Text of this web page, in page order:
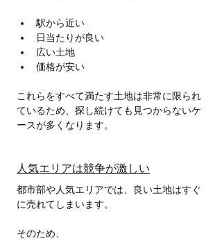
駅から近い
日当たりが良い
広い土地
価格が安い
これらをすべて満たす土地は非常に限られ
ているため、探し続けても見つからないケ
ースが多くなります。
人気エリアは競争が激しい
都市部や人気エリアでは、良い土地はすぐ
に売れてしまいます。
そのため、